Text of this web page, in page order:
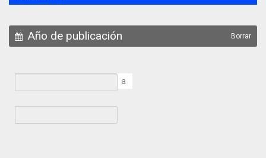
Año de publicación Borrar
a